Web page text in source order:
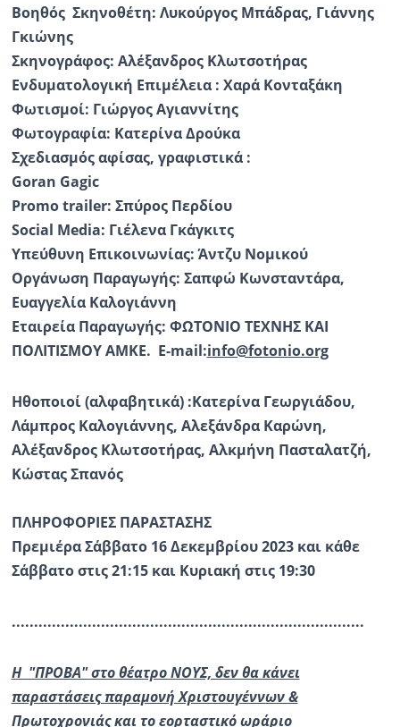
Βοηθός Σκηνοθέτη: Λυκούργος Μπάδρας, Γιάννης
Γκιώνης
Σκηνογράφος: Αλέξανδρος Κλωτσοτήρας
Ενδυματολογική Επιμέλεια : Χαρά Κονταξάκη
Φωτισμοί: Γιώργος Αγιαννίτης
Φωτογραφία: Κατερίνα Δρούκα
Σχεδιασμός αφίσας, γραφιστικά :
Goran Gagic
Promo trailer: Σπύρος Περδίου
Social Media: Γιέλενα Γκάγκιτς
Υπεύθυνη Επικοινωνίας: Άντζυ Νομικού
Οργάνωση Παραγωγής: Σαπφώ Κωνσταντάρα,
Ευαγγελία Καλογιάννη
Εταιρεία Παραγωγής: ΦΩΤΟΝΙΟ ΤΕΧΝΗΣ ΚΑΙ
ΠΟΛΙΤΙΣΜΟΥ AMKE. E-mail:info@fotonio.org
Ηθοποιοί (αλφαβητικά) :Κατερίνα Γεωργιάδου,
Λάμπρος Καλογιάννης, Αλεξάνδρα Καρώνη,
Αλέξανδρος Κλωτσοτήρας, Αλκμήνη Πασταλατζή,
Κώστας Σπανός
ΠΛΗΡΟΦΟΡΙΕΣ ΠΑΡΑΣΤΑΣΗΣ
Πρεμιέρα Σάββατο 16 Δεκεμβρίου 2023 και κάθε
Σάββατο στις 21:15 και Κυριακή στις 19:30
...............................................................................
Η "ΠΡΟΒΑ" στο θέατρο ΝΟΥΣ, δεν θα κάνει
παραστάσεις παραμονή Χριστουγέννων &
Πρωτοχρονιάς και το εορταστικό ωράριο